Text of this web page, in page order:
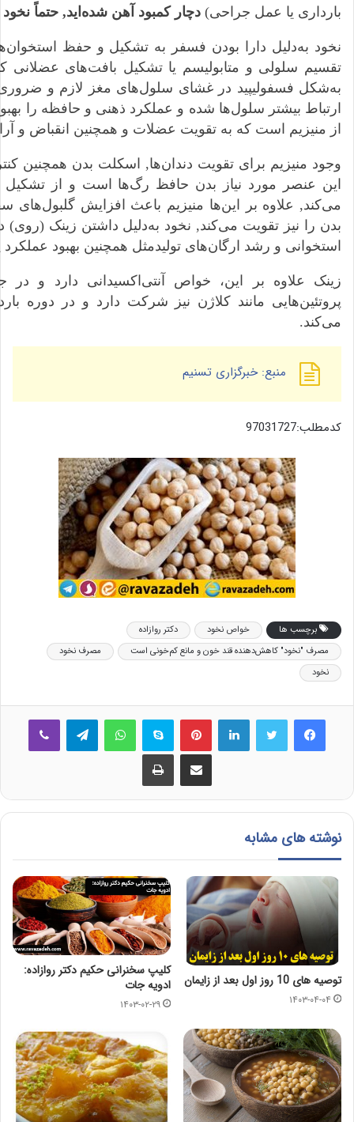
بارداری یا عمل جراحی) دچار کمبود آهن شده‌اید, حتماً
نخود به‌دلیل دارا بودن فسفر به تشکیل و حفظ
تقسیم سلولی و متابولیسم یا تشکیل بافت‌های
به‌شکل فسفولیپید در غشای سلول‌های مغز لازم و
ارتباط بیشتر سلول‌ها شده و عملکرد ذهنی و حافظه را
از منیزیم است که به تقویت عضلات و همچنین انقباض و
وجود منیزیم برای تقویت دندان‌ها, اسکلت بدن همچنین
این عنصر مورد نیاز بدن حافظ رگ‌ها است و از تشکیل
می‌کند, علاوه بر این‌ها منیزیم باعث افزایش گلبول‌های
بدن را نیز تقویت می‌کند, نخود به‌دلیل داشتن زینک
استخوانی و رشد ارگان‌های تولیدمثل همچنین بهبود
پروتئین‌هایی مانند کلاژن نیز شرکت دارد و در دوره‌
می‌کند.
منبع: خبرگزاری تسنیم
کدمطلب:97031727
برچسب ها خواص نخود
دکتر روازاده
مصرف "نخود" کاهش‌دهنده قند خون و مانع کم‌خونی است
مصرف نخود
نخود
فیس بوک لینکدین ‫پین‌ترست اسکایپ واتس آپ
اشتراک گذاری از طریق ایمیل چاپ
نوشته های مشابه
توصیه های 10 روز اول بعد از زایمان
۱۴۰۳-۰۴-۰۴
کلیپ سخنرانی حکیم دکتر روازاده:
ادویه جات
۱۴۰۳-۰۲-۲۹